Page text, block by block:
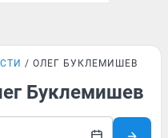
ОЛЕГ БУКЛЕМИШЕВ
Буклемишев